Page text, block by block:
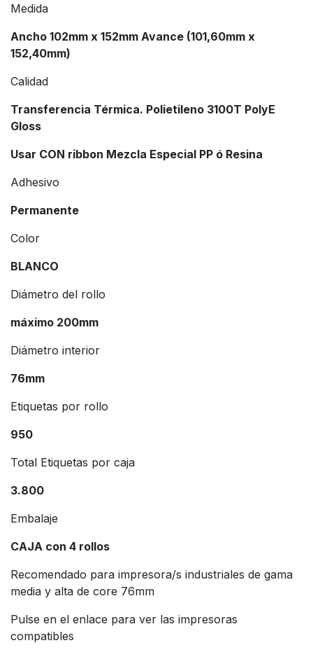
Medida
Ancho 102mm x 152mm Avance (101,60mm x
152,40mm)
Calidad
Transferencia Térmica. Polietileno 3100T PolyE
Gloss
Usar CON ribbon Mezcla Especial PP ó Resina
Adhesivo
Permanente
Color
BLANCO
Diámetro del rollo
máximo 200mm
Diámetro interior
76mm
Etiquetas por rollo
950
Total Etiquetas por caja
3.800
Embalaje
CAJA con 4 rollos
Recomendado para impresora/s industriales de gama
media y alta de core 76mm
Pulse en el enlace para ver las impresoras
compatibles